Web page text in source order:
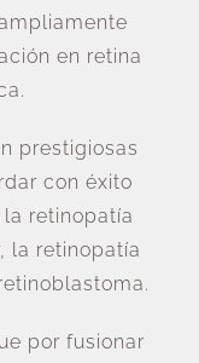
en retina
prestigiosas
con éxito
retinopatía
la retinopatía
por fusionar